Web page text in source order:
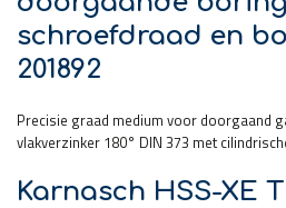
schroefdraad en
201892
Precisie graad medium voor doorgaand
vlakverzinker 180° DIN 373 met
Karnasch HSS-XE